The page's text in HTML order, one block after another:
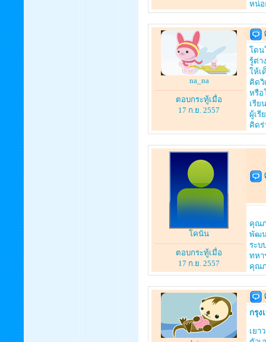
หน่อ
na_na
ตอบกระทู้เมื่อ
17 ก.ย. 2557
โดน
รู้ต่า
ให้เ
คิดวิ
หรือ
เรีย
ผู้เรี
คิดร่
โคนัน
ตอบกระทู้เมื่อ
17 ก.ย. 2557
คุณภ
พัฒน
ระบ
ทหา
คุณภ
กรุง
เยา